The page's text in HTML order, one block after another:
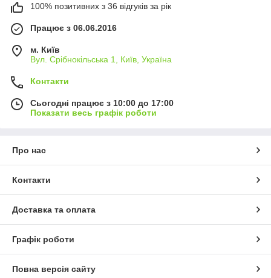
100% позитивних з 36 відгуків за рік
Працює з 06.06.2016
м. Київ
Вул. Срібнокільська 1, Київ, Україна
Контакти
Сьогодні працює з 10:00 до 17:00
Показати весь графік роботи
Про нас
Контакти
Доставка та оплата
Графік роботи
Повна версія сайту